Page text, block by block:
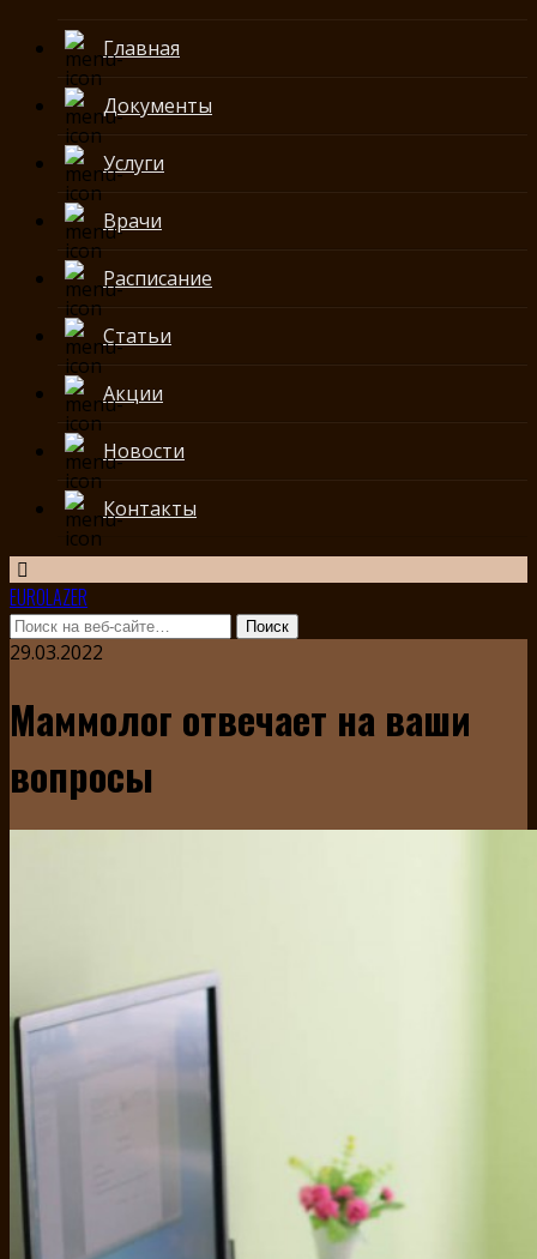
Главная
Документы
Услуги
Врачи
Расписание
Статьи
Акции
Новости
Контакты
EUROLAZER
29.03.2022
Маммолог отвечает на ваши
вопросы